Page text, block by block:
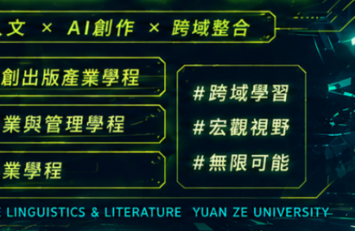
亮眼足跡 Footprints
高中生懶人包 High school
CONTACT
Email：
cldept@saturn.yzu.edu.tw
校本部電話： +886-3-4638800 #2706,2707
地址：桃園市中壢區遠東路 135 號  元智五館 6 樓